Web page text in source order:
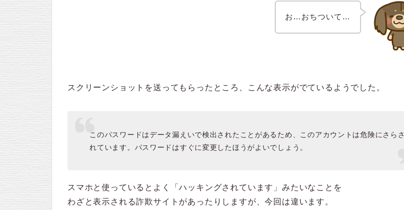
お… おちついて …
スクリーンショットを送ってもらったところ、こんな表示がでているようでした。
このパスワードはデータ漏えいで検出されたことがあるため、このアカウントは危険にさらさ
れています。パスワードはすぐに変更したほうがよいでしょう。
スマホと使っているとよく「ハッキングされています」みたいなことを
わざと表示される詐欺サイトがあったりしますが、今回は違います。